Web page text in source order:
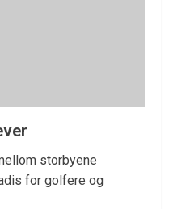
storbyene
for golfere og